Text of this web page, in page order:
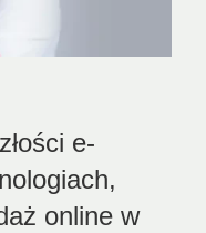
e-
online w